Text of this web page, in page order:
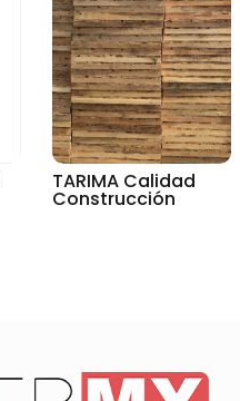
TARIMA Calidad
Construcción